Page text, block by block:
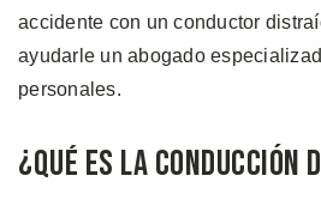
accidente con un conductor
ayudarle un abogado
personales.
¿Qué es la Conducción